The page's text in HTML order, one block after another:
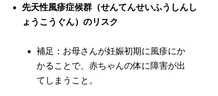
先天性風疹症候群（せんてんせいふうしんし
ょうこうぐん）のリスク
補足：お母さんが妊娠初期に風疹にか
かることで、赤ちゃんの体に障害が出
てしまうこと。